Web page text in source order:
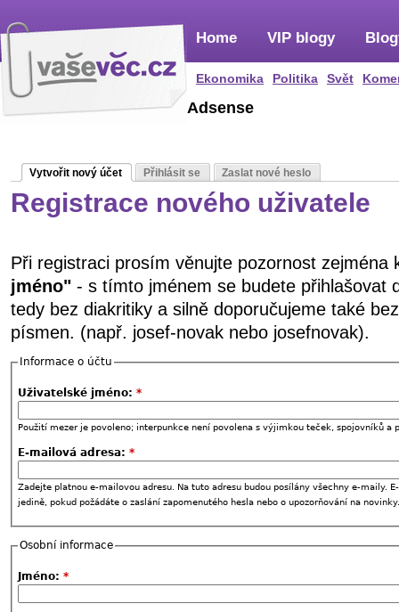
Home
Ekonomika Politika Svět
VIP blogy
Adsense
Vytvořit nový účet Přihlásit se Zaslat nové heslo
Registrace nového uživatele
Při registraci prosím věnujte pozornost zejména
jméno" - s tímto jménem se budete přihlašovat
tedy bez diakritiky a silně doporučujeme také
písmen. (např. josef-novak nebo josefnovak).
Informace o účtu
Uživatelské jméno: *
Použití mezer je povoleno; interpunkce není povolena s výjimkou teček, spojovníků a
E-mailová adresa: *
Zadejte platnou e-mailovou adresu. Na tuto adresu budou posílány všechny e-maily.
jedině, pokud požádáte o zaslání zapomenutého hesla nebo o upozorňování na novinky.
Osobní informace
Jméno: *